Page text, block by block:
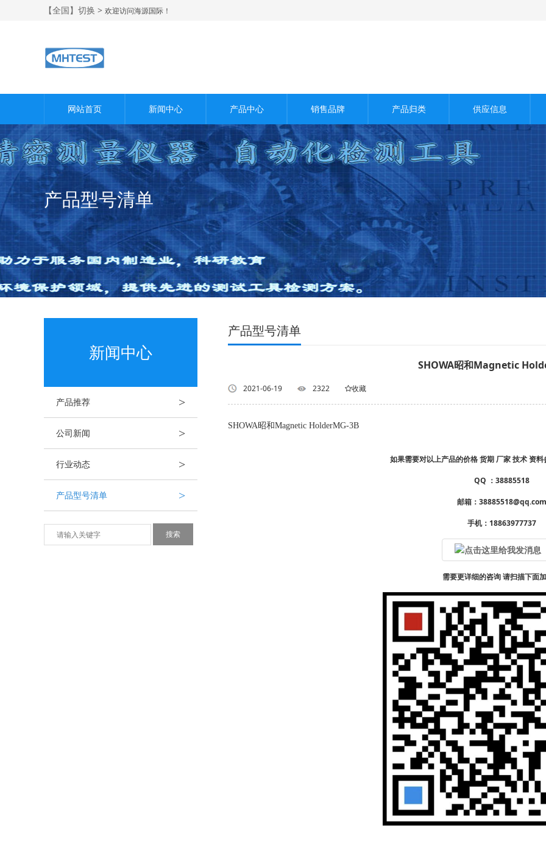
【全国】切换 > 欢迎访问海源国际！
网站首页 新闻中心 产品中心 销售品牌 产品归类 供应信息
产品型号清单
新闻中心
产品推荐 >
公司新闻 >
行业动态 >
产品型号清单 >
产品型号清单
SHOWA昭和Magnetic
2021-06-19 2322 收藏
SHOWA昭和Magnetic HolderMG-3B
如果需要对以上产品的价格 货期 厂家 技术 资
QQ ：38885518
邮箱：38885518@qq.com
手机：18863977737
需要更详细的咨询 请扫描下面